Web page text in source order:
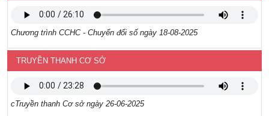
Chương trình CCHC - Chuyển đổi số ngày 18-08-2025
TRUYỀN THANH CƠ SỞ
cTruyền thanh Cơ sở ngày 26-06-2025